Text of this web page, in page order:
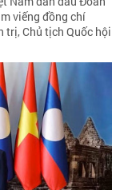
viếng đồng chí
trị, Chủ tịch Quốc hội